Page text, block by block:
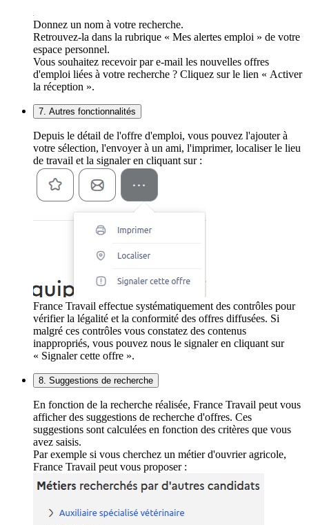
Donnez un nom à votre recherche.
Retrouvez-la dans la rubrique « Mes alertes emploi » de votre
espace personnel.
Vous souhaitez recevoir par e-mail les nouvelles offres
d'emploi liées à votre recherche ? Cliquez sur le lien « Activer
la réception ».
7. Autres fonctionnalités
Depuis le détail de l'offre d'emploi, vous pouvez l'ajouter à
votre sélection, l'envoyer à un ami, l'imprimer, localiser le lieu
de travail et la signaler en cliquant sur :
France Travail effectue systématiquement des contrôles pour
vérifier la légalité et la conformité des offres diffusées. Si
malgré ces contrôles vous constatez des contenus
inappropriés, vous pouvez nous le signaler en cliquant sur
« Signaler cette offre ».
8. Suggestions de recherche
En fonction de la recherche réalisée, France Travail peut vous
afficher des suggestions de recherche d'offres. Ces
suggestions sont calculées en fonction des critères que vous
avez saisis.
Par exemple si vous cherchez un métier d'ouvrier agricole,
France Travail peut vous proposer :